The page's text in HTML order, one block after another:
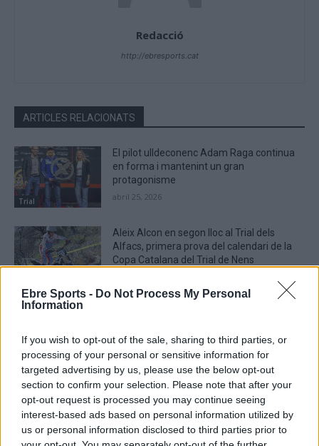
Ebre Sports - Do Not Process My Personal
Information
If you wish to opt-out of the sale, sharing to third parties, or
processing of your personal or sensitive information for
targeted advertising by us, please use the below opt-out
section to confirm your selection. Please note that after your
opt-out request is processed you may continue seeing
interest-based ads based on personal information utilized by
us or personal information disclosed to third parties prior to
Redacció
http://ebresports.cat
ARTICLES RELACIONATS
Trial
El pilot ulldeconenc Adam Raga continua
en forma i mantenint un gran
protagonisme
abril 25, 2026
Aleix Alcon en segon lloc al Trial dels
Alfacs, primera prova del calendari de la
Copa Catalana del Trial de Nens
Trial
febrer 21, 2026
DEIXA UNA RESPOSTA